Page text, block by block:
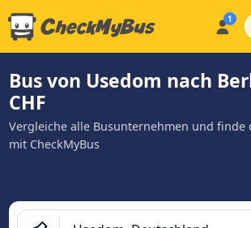
Bus von Usedom nach
CHF
Vergleiche alle Busunternehmen und finde
mit CheckMyBus